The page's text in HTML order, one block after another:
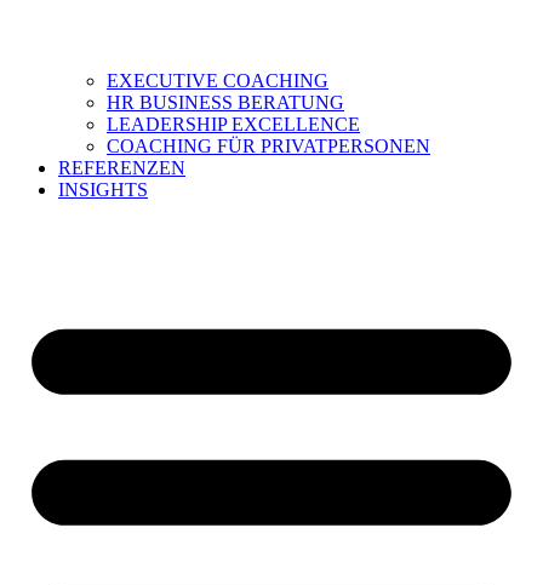
EXECUTIVE COACHING
HR BUSINESS BERATUNG
LEADERSHIP EXCELLENCE
COACHING FÜR PRIVATPERSONEN
REFERENZEN
INSIGHTS